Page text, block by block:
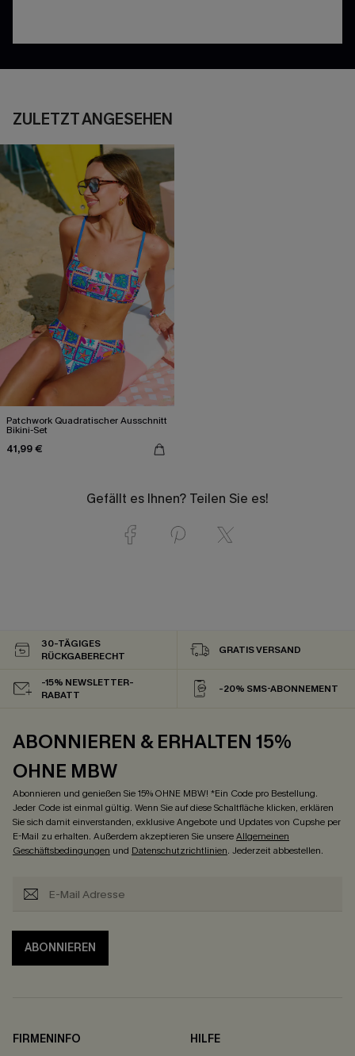
ZULETZT ANGESEHEN
Patchwork Quadratischer Ausschnitt
Bikini-Set
41,99 €
Gefällt es Ihnen? Teilen Sie es!
30-TÄGIGES
RÜCKGABERECHT
GRATIS VERSAND
-15% NEWSLETTER-
RABATT
-20% SMS-ABONNEMENT
ABONNIEREN & ERHALTEN 15%
OHNE MBW
Abonnieren und genießen Sie 15% OHNE MBW! *Ein Code pro Bestellung.
Jeder Code ist einmal gültig. Wenn Sie auf diese Schaltfläche klicken, erklären
Sie sich damit einverstanden, exklusive Angebote und Updates von Cupshe per
E-Mail zu erhalten. Außerdem akzeptieren Sie unsereAllgemeinen
Geschäftsbedingungen und Datenschutzrichtlinien. Jederzeit abbestellen.
ABONNIEREN
FIRMENINFO
HILFE